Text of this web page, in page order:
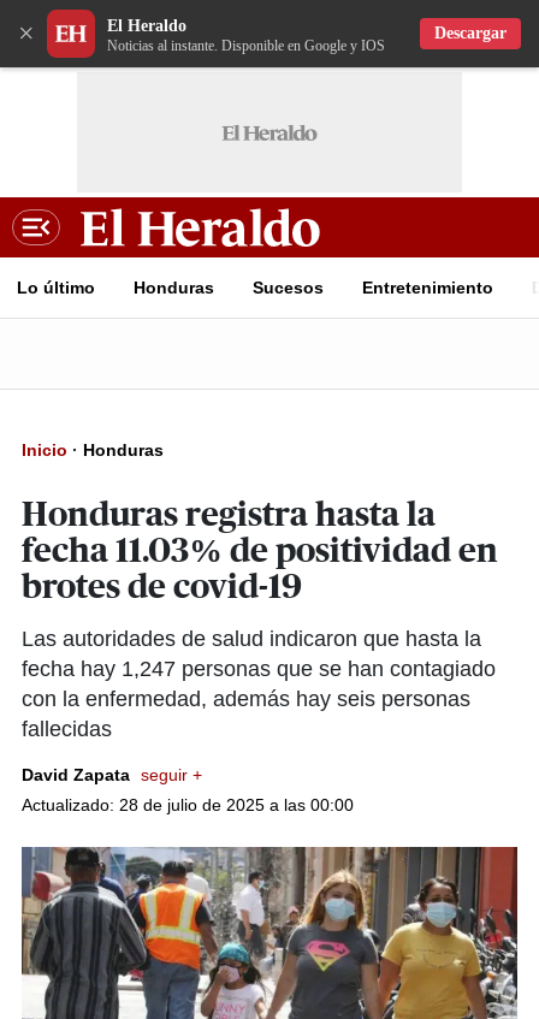
× El Heraldo
Noticias al instante. Disponible en Google y IOS
Descargar
Lo último Honduras Sucesos Entretenimiento
Inicio · Honduras
Honduras registra hasta la
fecha 11.03% de positividad en
brotes de covid-19
Las autoridades de salud indicaron que hasta la
fecha hay 1,247 personas que se han contagiado
con la enfermedad, además hay seis personas
fallecidas
David Zapata seguir +
Actualizado: 28 de julio de 2025 a las 00:00